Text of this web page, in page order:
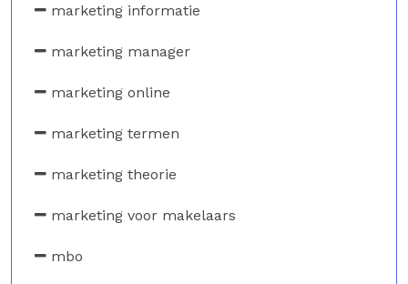
marketing informatie
marketing manager
marketing online
marketing termen
marketing theorie
marketing voor makelaars
mbo